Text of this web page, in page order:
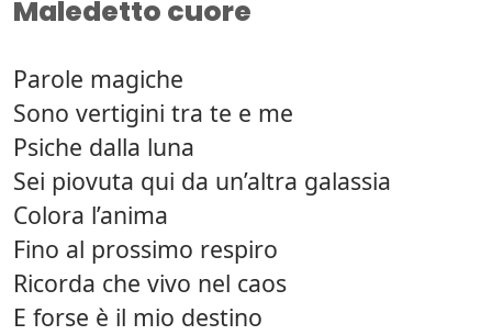
Maledetto cuore
Parole magiche
Sono vertigini tra te e me
Psiche dalla luna
Sei piovuta qui da un’altra galassia
Colora l’anima
Fino al prossimo respiro
Ricorda che vivo nel caos
E forse è il mio destino